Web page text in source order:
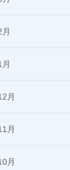
月
月
月